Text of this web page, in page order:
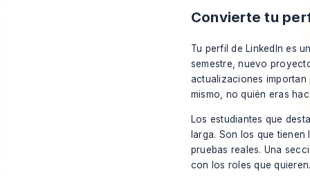
Convierte tu
Tu perfil de LinkedIn es
semestre, nuevo
actualizaciones
mismo, no quién eras
Los estudiantes que
larga. Son los que
pruebas reales. Una
con los roles que